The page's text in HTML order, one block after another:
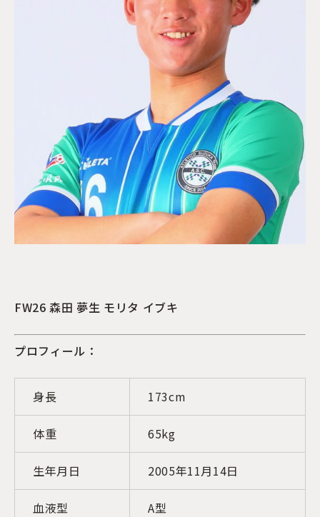
FW26 森田 夢生 モリタ イブキ
プロフィール：
身長 173cm
体重 65kg
生年月日 2005年11月14日
血液型 A型